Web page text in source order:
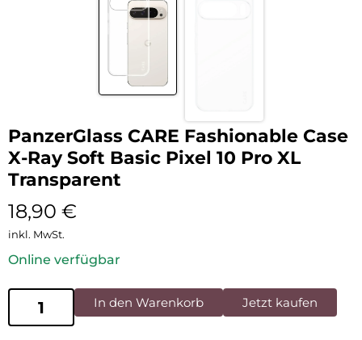
PanzerGlass CARE Fashionable Case
X-Ray Soft Basic Pixel 10 Pro XL
Transparent
18,90 €
inkl. MwSt.
Online verfügbar
In den Warenkorb Jetzt kaufen